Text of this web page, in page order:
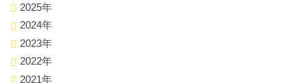
2025年
2024年
2023年
2022年
2021年